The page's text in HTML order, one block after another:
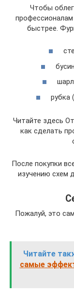
Чтобы
быстрее.
рубка
Читайте здесь
как сделать
После покупки
изучению схем
Пожалуй, это
Читайте
самые